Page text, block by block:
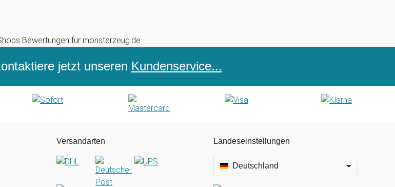
jetzt unseren Kundenservice...
Versandarten Landeseinstellungen
Deutschland